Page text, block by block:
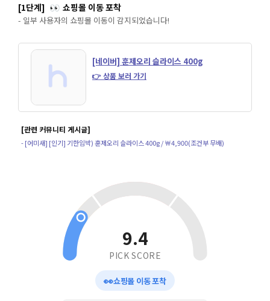
[1단계] 👀 쇼핑몰 이동 포착
- 일부 사용자의 쇼핑몰 이동이 감지되었습니다!
[네이버] 훈제오리 슬라이스 400g
👉 상품 보러 가기
[관련 커뮤니티 게시글]
- [어미새] [인기] 기한임박) 훈제오리 슬라이스 400g / ￦4,900(조건부 무배)
9.4
PICK SCORE
👀쇼핑몰 이동 포착